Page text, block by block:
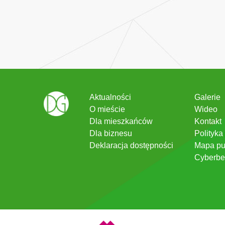
Aktualności
O mieście
Dla mieszkańców
Dla biznesu
Deklaracja dostępności
Galerie
Wideo
Kontakt
Mapa